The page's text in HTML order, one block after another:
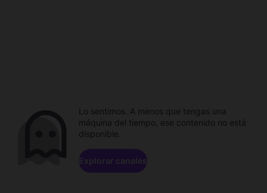
Lo sentimos. A menos que tengas una
máquina del tiempo, ese contenido no está
disponible.
Explorar canales